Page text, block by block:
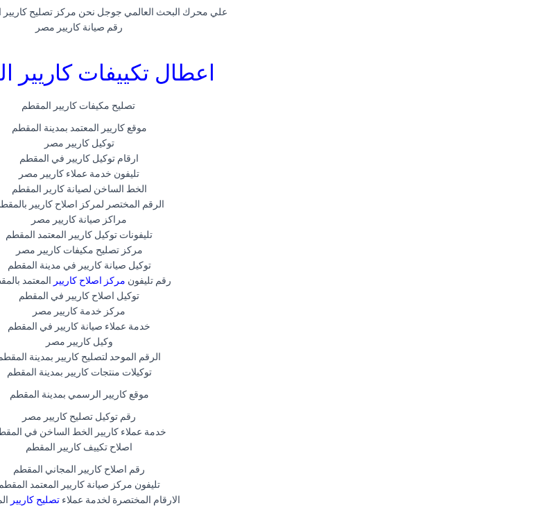
علي محرك البحث العالمي جوجل نحن مركز تصليح كاريير
رقم صيانة كاريير مصر
اعطال تكييفات كاريير
تصليح مكيفات كاريير المقطم
موقع كاريير المعتمد بمدينة المقطم
توكيل كاريير مصر
ارقام توكيل كاريير في المقطم
تليفون خدمة عملاء كاريير مصر
الخط الساخن لصيانة كارير المقطم
الرقم المختصر لمركز اصلاح كاريير
مراكز صيانة كاريير مصر
تليفونات توكيل كاريير المعتمد المقطم
مركز تصليح مكيفات كاريير مصر
توكيل صيانة كاريير في مدينة المقطم
رقم تليفون مركز اصلاح كاريير المعتمد
توكيل اصلاح كاريير في المقطم
مركز خدمة كاريير مصر
خدمة عملاء صيانة كاريير في المقطم
وكيل كاريير مصر
الرقم الموحد لتصليح كاريير بمدينة
توكيلات منتجات كاريير بمدينة المقطم
موقع كاريير الرسمي بمدينة المقطم
رقم توكيل تصليح كاريير مصر
خدمة عملاء كاريير الخط الساخن في
اصلاح تكييف كاريير المقطم
رقم اصلاح كاريير المجاني المقطم
تليفون مركز صيانة كاريير المعتمد المقطم
الارقام المختصرة لخدمة عملاءتصليح كاريير